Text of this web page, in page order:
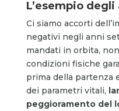
L’esempio
Ci siamo accorti
negativi negli anni
mandati in orbita,
condizioni fisiche
prima della partenza
dei parametri vitali,
peggioramento del